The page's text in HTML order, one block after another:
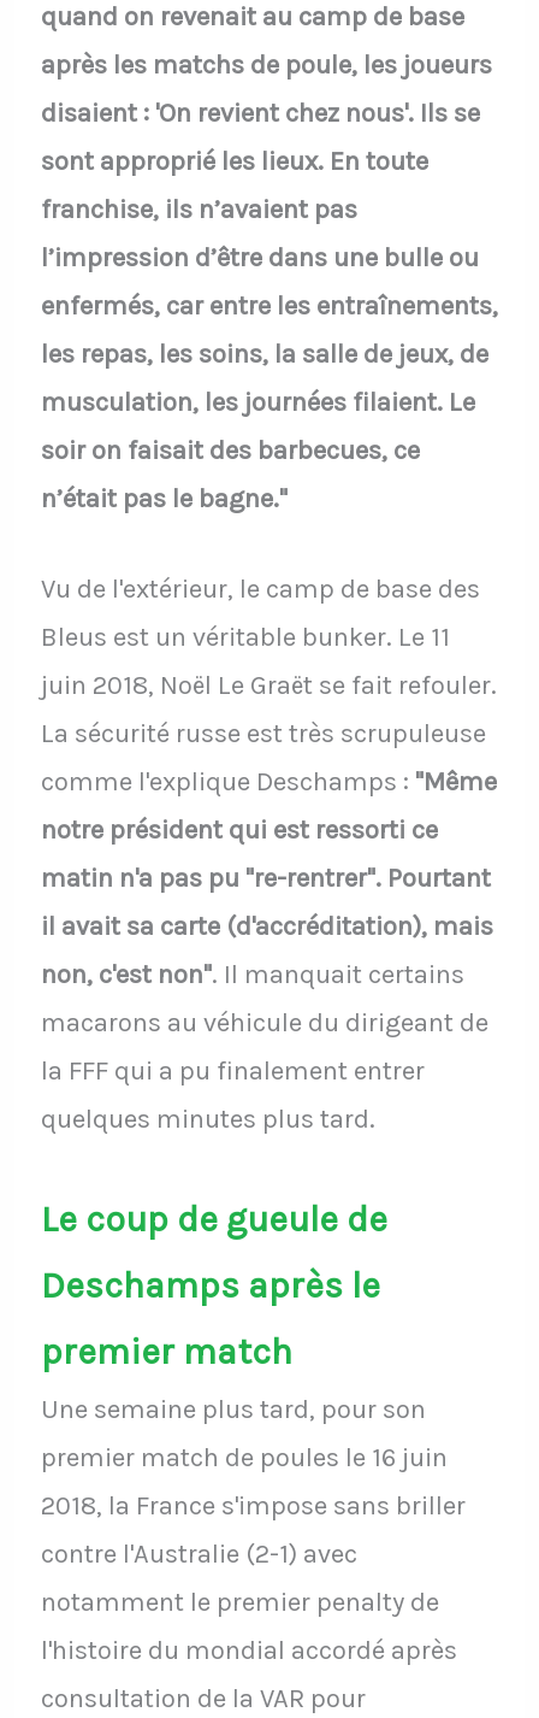
quand on revenait au camp de base
après les matchs de poule, les joueurs
disaient : 'On revient chez nous'. Ils se
sont approprié les lieux. En toute
franchise, ils n’avaient pas
l’impression d’être dans une bulle ou
enfermés, car entre les entraînements,
les repas, les soins, la salle de jeux, de
musculation, les journées filaient. Le
soir on faisait des barbecues, ce
n’était pas le bagne."
Vu de l'extérieur, le camp de base des
Bleus est un véritable bunker. Le 11
juin 2018, Noël Le Graët se fait refouler.
La sécurité russe est très scrupuleuse
comme l'explique Deschamps : "Même
notre président qui est ressorti ce
matin n'a pas pu "re-rentrer". Pourtant
il avait sa carte (d'accréditation), mais
non, c'est non". Il manquait certains
macarons au véhicule du dirigeant de
la FFF qui a pu finalement entrer
quelques minutes plus tard.
Le coup de gueule de
Deschamps après le
premier match
Une semaine plus tard, pour son
premier match de poules le 16 juin
2018, la France s'impose sans briller
contre l'Australie (2-1) avec
notamment le premier penalty de
l'histoire du mondial accordé après
consultation de la VAR pour